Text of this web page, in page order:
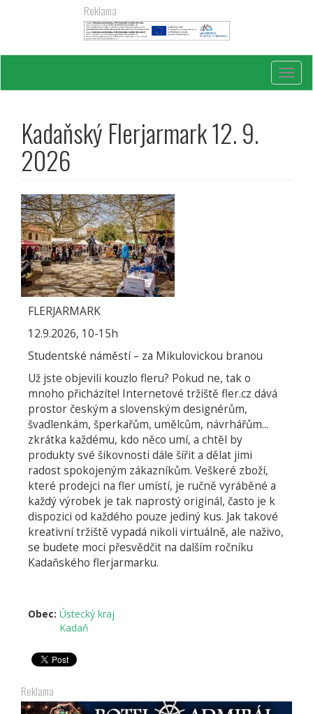
Reklama
Kadaňský Flerjarmark 12. 9.
2026
FLERJARMARK
12.9.2026, 10-15h
Studentské náměstí – za Mikulovickou branou
Už jste objevili kouzlo fleru? Pokud ne, tak o
mnoho přicházíte! Internetové tržiště fler.cz dává
prostor českým a slovenským designérům,
švadlenkám, šperkařům, umělcům, návrhářům...
zkrátka každému, kdo něco umí, a chtěl by
produkty své šikovnosti dále šířit a dělat jimi
radost spokojeným zákazníkům. Veškeré zboží,
které prodejci na fler umístí, je ručně vyráběné a
každý výrobek je tak naprostý originál, často je k
dispozici od každého pouze jediný kus. Jak takové
kreativní tržiště vypadá nikoli virtuálně, ale naživo,
se budete moci přesvědčit na dalším ročníku
Kadaňského flerjarmarku.
Obec: Ústecký kraj
Kadaň
Reklama